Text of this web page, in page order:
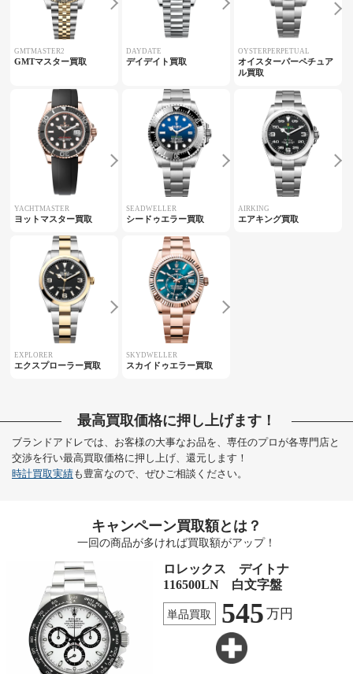
GMTMASTER2
GMTマスター買取
DAYDATE
デイデイト買取
OYSTERPERPETUAL
オイスターパーペチュア
ル買取
YACHTMASTER
ヨットマスター買取
SEADWELLER
シードゥエラー買取
AIRKING
エアキング買取
EXPLORER
エクスプローラー買取
SKYDWELLER
スカイドゥエラー買取
最高買取価格に押し上げます！
ブランドアドレでは、お客様の大事なお品を、専任のプロが各専門店と
交渉を行い最高買取価格に押し上げ、還元します！
時計買取実績も豊富なので、ぜひご相談ください。
キャンペーン買取額とは？
一回の商品が多ければ買取額がアップ！
ロレックス デイトナ
116500LN 白文字盤
単品買取 545 万円